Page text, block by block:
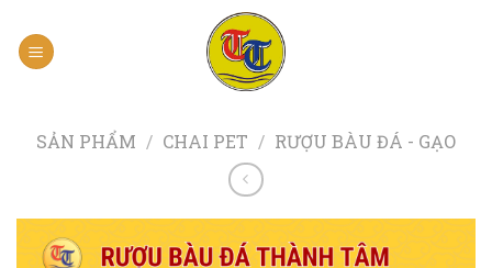
content
SẢN PHẨM / CHAI PET / RƯỢU BÀU ĐÁ - GẠO